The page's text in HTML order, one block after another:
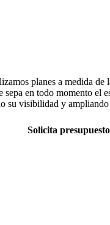
planes a medida
en todo momento
su visibilidad y ampliando
Solicita